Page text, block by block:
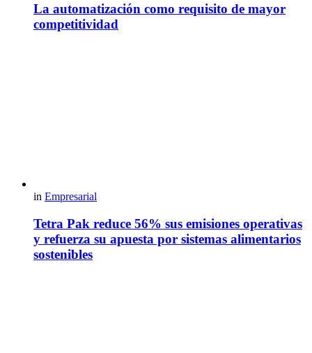
La automatización como requisito de mayor
competitividad
in Empresarial
Tetra Pak reduce 56% sus emisiones operativas
y refuerza su apuesta por sistemas alimentarios
sostenibles